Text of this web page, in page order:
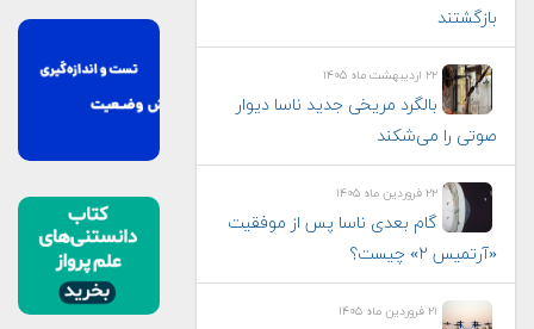
بازگشتند
۲۲ اردیبهشت ماه ۱۴۰۵
بالگرد مریخی جدید ناسا دیوار
صوتی را می‌شکند
۲۲ فروردین ماه ۱۴۰۵
گام بعدی ناسا پس از موفقیت
«آرتمیس ۲» چیست؟
۲۱ فروردین ماه ۱۴۰۵